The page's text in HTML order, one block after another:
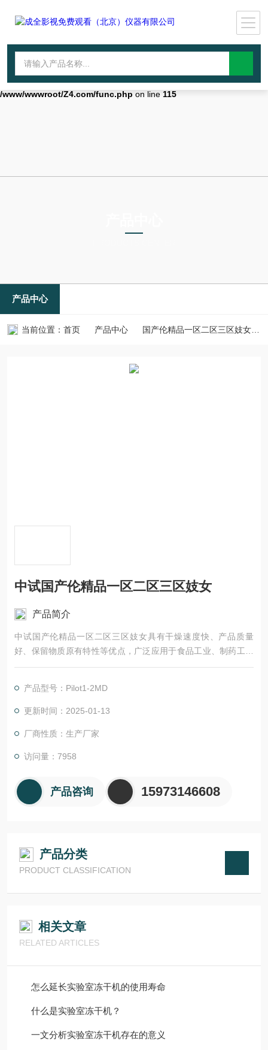
Warning: mkdir(): No space left on device in
file_put_contents(./cachefile_yuan/wwyjgs.com/cache/bc/99f58/
failed to open stream: No such file or directory in
/www/wwwroot/Z4.com/func.php on line 115
产品中心
当前位置： 首页 产品中心 国产伦精品一区二区三区妓女
中试国产伦精品一区二区三区妓女
产品简介
中试国产伦精品一区二区三区妓女具有干燥速度快、产品质量
好、保留物质原有特性等优点，广泛应用于食品工业、制药工业
和化工领域等。其工作原理为将物料在低温下冷冻，并通过减压
产品型号：Pilot1-2MD
更新时间：2025-01-13
厂商性质：生产厂家
访问量：7958
产品咨询 15973146608
产品分类
PRODUCT CLASSIFICATION
相关文章
RELATED ARTICLES
怎么延长实验室冻干机的使用寿命
什么是实验室冻干机？
一文分析实验室冻干机存在的意义